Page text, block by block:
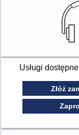
Usługi
Złóż